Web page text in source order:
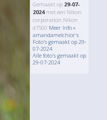
Gemaakt op 29-07-
2024met een Nikon
corporation Nikon
d7500 Meer Info »
amandamelchior's
Foto's gemaakt op 29-
07-2024
Alle foto's gemaakt op
29-07-2024